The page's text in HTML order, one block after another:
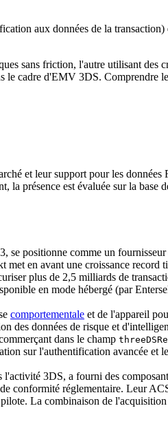
aux données de la
sans friction, l'autre utilisant des
cadre d'EMV 3DS. Comprendre
et leur support pour les
présence est évaluée sur la base
se positionne comme un
met en avant une croissance record
plus de 2,5 milliards de
en mode hébergé (par
comportementale et de l'appareil
des données de risque et
dans le champ
sur l'authentification avancée et
3DS, a fourni des
de conformité réglementaire. Leur
La combinaison de